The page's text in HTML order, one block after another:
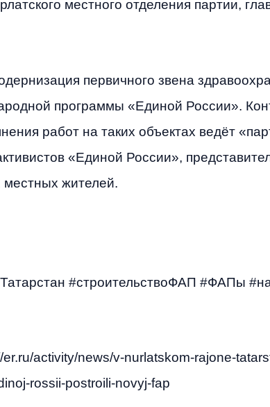
местного отделения партии,
первичного звена
программы «Единой России».
работ на таких объектах ведёт
«Единой России»,
местных жителей.
#строительствоФАП #ФАПы
er.ru/activity/news/v-nurlatskom-rajone-
rossii-postroili-novyj-fap